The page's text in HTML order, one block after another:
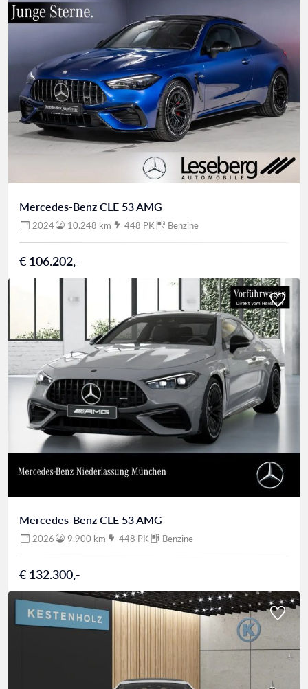
Mercedes-Benz CLE 53 AMG
2024 10.248 km 448 PK Benzine
€ 106.202,-
Mercedes-Benz CLE 53 AMG
2026 9.900 km 448 PK Benzine
€ 132.300,-